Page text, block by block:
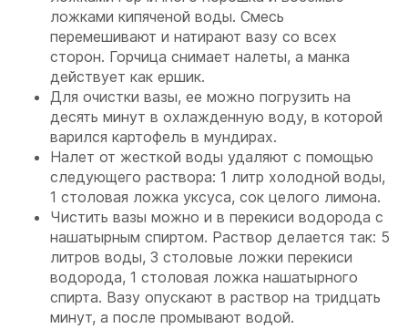
ложками кипяченой воды. Смесь
перемешивают и натирают вазу со всех
сторон. Горчица снимает налеты, а манка
действует как ершик.
Для очистки вазы, ее можно погрузить на
десять минут в охлажденную воду, в которой
варился картофель в мундирах.
Налет от жесткой воды удаляют с помощью
следующего раствора: 1 литр холодной воды,
1 столовая ложка уксуса, сок целого лимона.
Чистить вазы можно и в перекиси водорода с
нашатырным спиртом. Раствор делается так: 5
литров воды, 3 столовые ложки перекиси
водорода, 1 столовая ложка нашатырного
спирта. Вазу опускают в раствор на тридцать
минут, а после промывают водой.